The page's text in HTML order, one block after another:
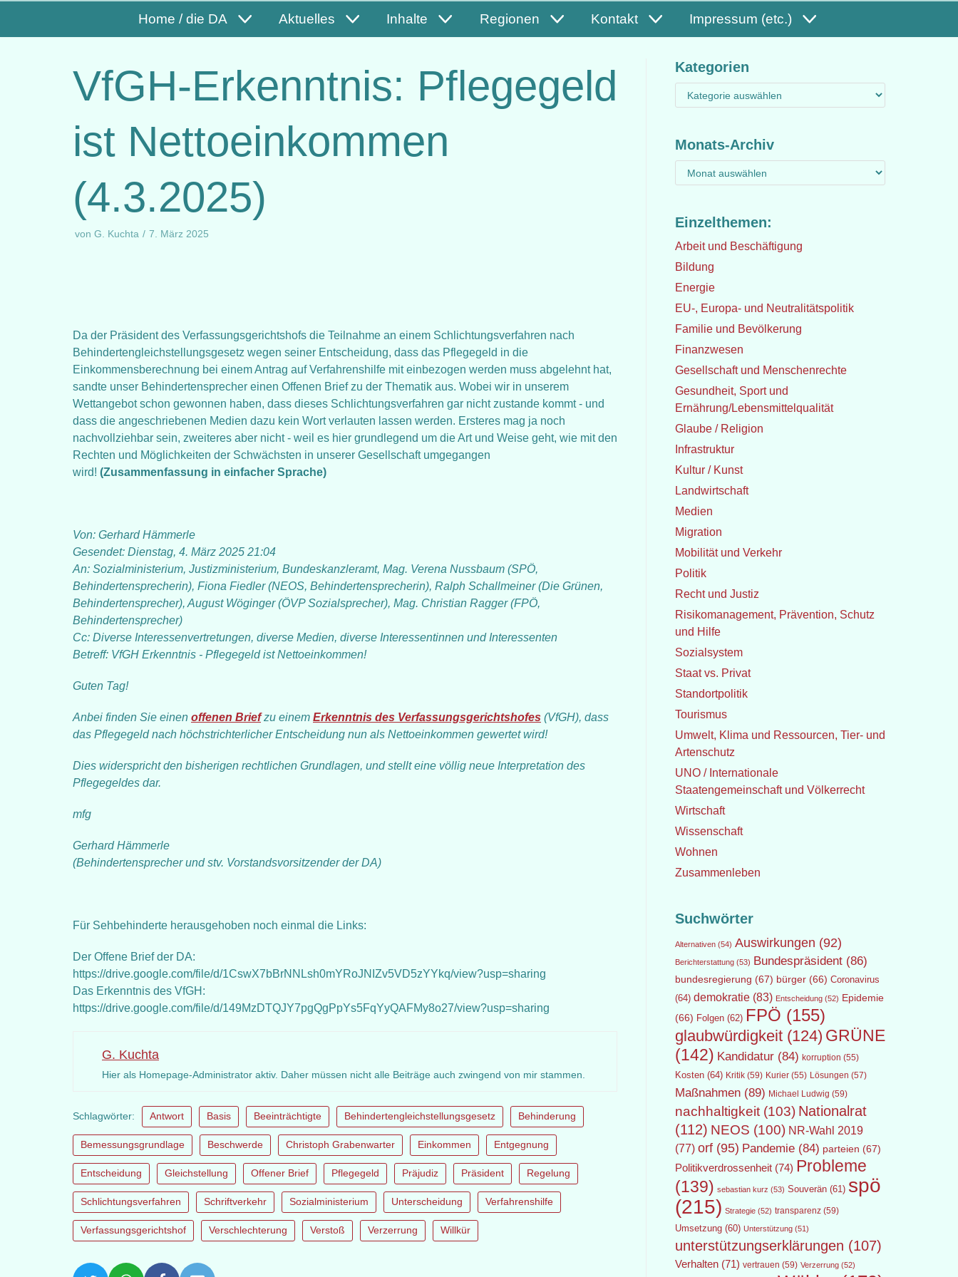
Home / die DA Aktuelles Inhalte Regionen Kontakt Impressum (etc.)
VfGH-Erkenntnis: Pflegegeld
ist Nettoeinkommen
(4.3.2025)
von G. Kuchta 7. März 2025
Da der Präsident des Verfassungsgerichtshofs die Teilnahme an einem Schlichtungsverfahren nach
Behindertengleichstellungsgesetz wegen seiner Entscheidung, dass das Pflegegeld in die
Einkommensberechnung bei einem Antrag auf Verfahrenshilfe mit einbezogen werden muss abgelehnt hat,
sandte unser Behindertensprecher einen Offenen Brief zu der Thematik aus. Wobei wir in unserem
Wettangebot schon gewonnen haben, dass dieses Schlichtungsverfahren gar nicht zustande kommt - und
dass die angeschriebenen Medien dazu kein Wort verlauten lassen werden. Ersteres mag ja noch
nachvollziehbar sein, zweiteres aber nicht - weil es hier grundlegend um die Art und Weise geht, wie mit den
Rechten und Möglichkeiten der Schwächsten in unserer Gesellschaft umgegangen
wird! (Zusammenfassung in einfacher Sprache)
Von: Gerhard Hämmerle
Gesendet: Dienstag, 4. März 2025 21:04
An: Sozialministerium, Justizministerium, Bundeskanzleramt, Mag. Verena Nussbaum (SPÖ,
Behindertensprecherin), Fiona Fiedler (NEOS, Behindertensprecherin), Ralph Schallmeiner (Die Grünen,
Behindertensprecher), August Wöginger (ÖVP Sozialsprecher), Mag. Christian Ragger (FPÖ,
Behindertensprecher)
Cc: Diverse Interessenvertretungen, diverse Medien, diverse Interessentinnen und Interessenten
Betreff: VfGH Erkenntnis - Pflegegeld ist Nettoeinkommen!
Guten Tag!
Anbei finden Sie einen offenen Briefzu einem Erkenntnis des Verfassungsgerichtshofes (VfGH), dass
das Pflegegeld nach höchstrichterlicher Entscheidung nun als Nettoeinkommen gewertet wird!
Dies widerspricht den bisherigen rechtlichen Grundlagen, und stellt eine völlig neue Interpretation des
Pflegegeldes dar.
mfg
Gerhard Hämmerle
(Behindertensprecher und stv. Vorstandsvorsitzender der DA)
Für Sehbehinderte herausgehoben noch einmal die Links:
Der Offene Brief der DA:
https://drive.google.com/file/d/1CswX7bBrNNLsh0mYRoJNIZv5VD5zYYkq/view?usp=sharing
Das Erkenntnis des VfGH:
https://drive.google.com/file/d/149MzDTQJY7pgQgPpYs5FqYyQAFMy8o27/view?usp=sharing
G. Kuchta
Hier als Homepage-Administrator aktiv. Daher müssen nicht alle Beiträge auch zwingend von mir stammen.
Schlagwörter: Antwort Basis Beeinträchtigte Behindertengleichstellungsgesetz Behinderung
Bemessungsgrundlage Beschwerde Christoph Grabenwarter Einkommen Entgegnung
Entscheidung Gleichstellung Offener Brief Pflegegeld Präjudiz Präsident Regelung
Schlichtungsverfahren Schriftverkehr Sozialministerium Unterscheidung Verfahrenshilfe
Verfassungsgerichtshof Verschlechterung Verstoß Verzerrung Willkür
Kategorien
Monats-Archiv
Einzelthemen:
Arbeit und Beschäftigung
Bildung
Energie
EU-, Europa- und Neutralitätspolitik
Familie und Bevölkerung
Finanzwesen
Gesellschaft und Menschenrechte
Gesundheit, Sport und
Ernährung/Lebensmittelqualität
Glaube / Religion
Infrastruktur
Kultur / Kunst
Landwirtschaft
Medien
Migration
Mobilität und Verkehr
Politik
Recht und Justiz
Risikomanagement, Prävention, Schutz
und Hilfe
Sozialsystem
Staat vs. Privat
Standortpolitik
Tourismus
Umwelt, Klima und Ressourcen, Tier- und
Artenschutz
UNO / Internationale
Staatengemeinschaft und Völkerrecht
Wirtschaft
Wissenschaft
Wohnen
Zusammenleben
Suchwörter
Alternativen (54) Auswirkungen (92)
Berichterstattung (53) Bundespräsident (86)
bundesregierung (67) bürger (66) Coronavirus
(64) demokratie (83) Entscheidung (52) Epidemie
(66) Folgen (62) FPÖ (155)
glaubwürdigkeit (124) GRÜNE
(142) Kandidatur (84) korruption (55)
Kosten (64) Kritik (59) Kurier (55) Lösungen (57)
Maßnahmen (89) Michael Ludwig (59)
nachhaltigkeit (103) Nationalrat
(112) NEOS (100) NR-Wahl 2019
(77) orf (95) Pandemie (84) parteien (67)
Politikverdrossenheit (74) Probleme
(139) sebastian kurz (53) Souverän (61) spö
(215) Strategie (52) transparenz (59)
Umsetzung (60) Unterstützung (51)
unterstützungserklärungen (107)
Verhalten (71) vertrauen (59) Verzerrung (52)